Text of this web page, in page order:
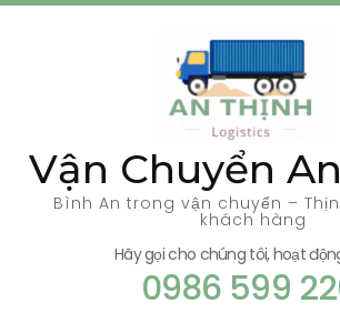
Bỏ
dungVận Chuyển
Bình An trong vận chuyển –
khách hàng
Hãy gọi cho chúng tôi, hoạt
0986 599